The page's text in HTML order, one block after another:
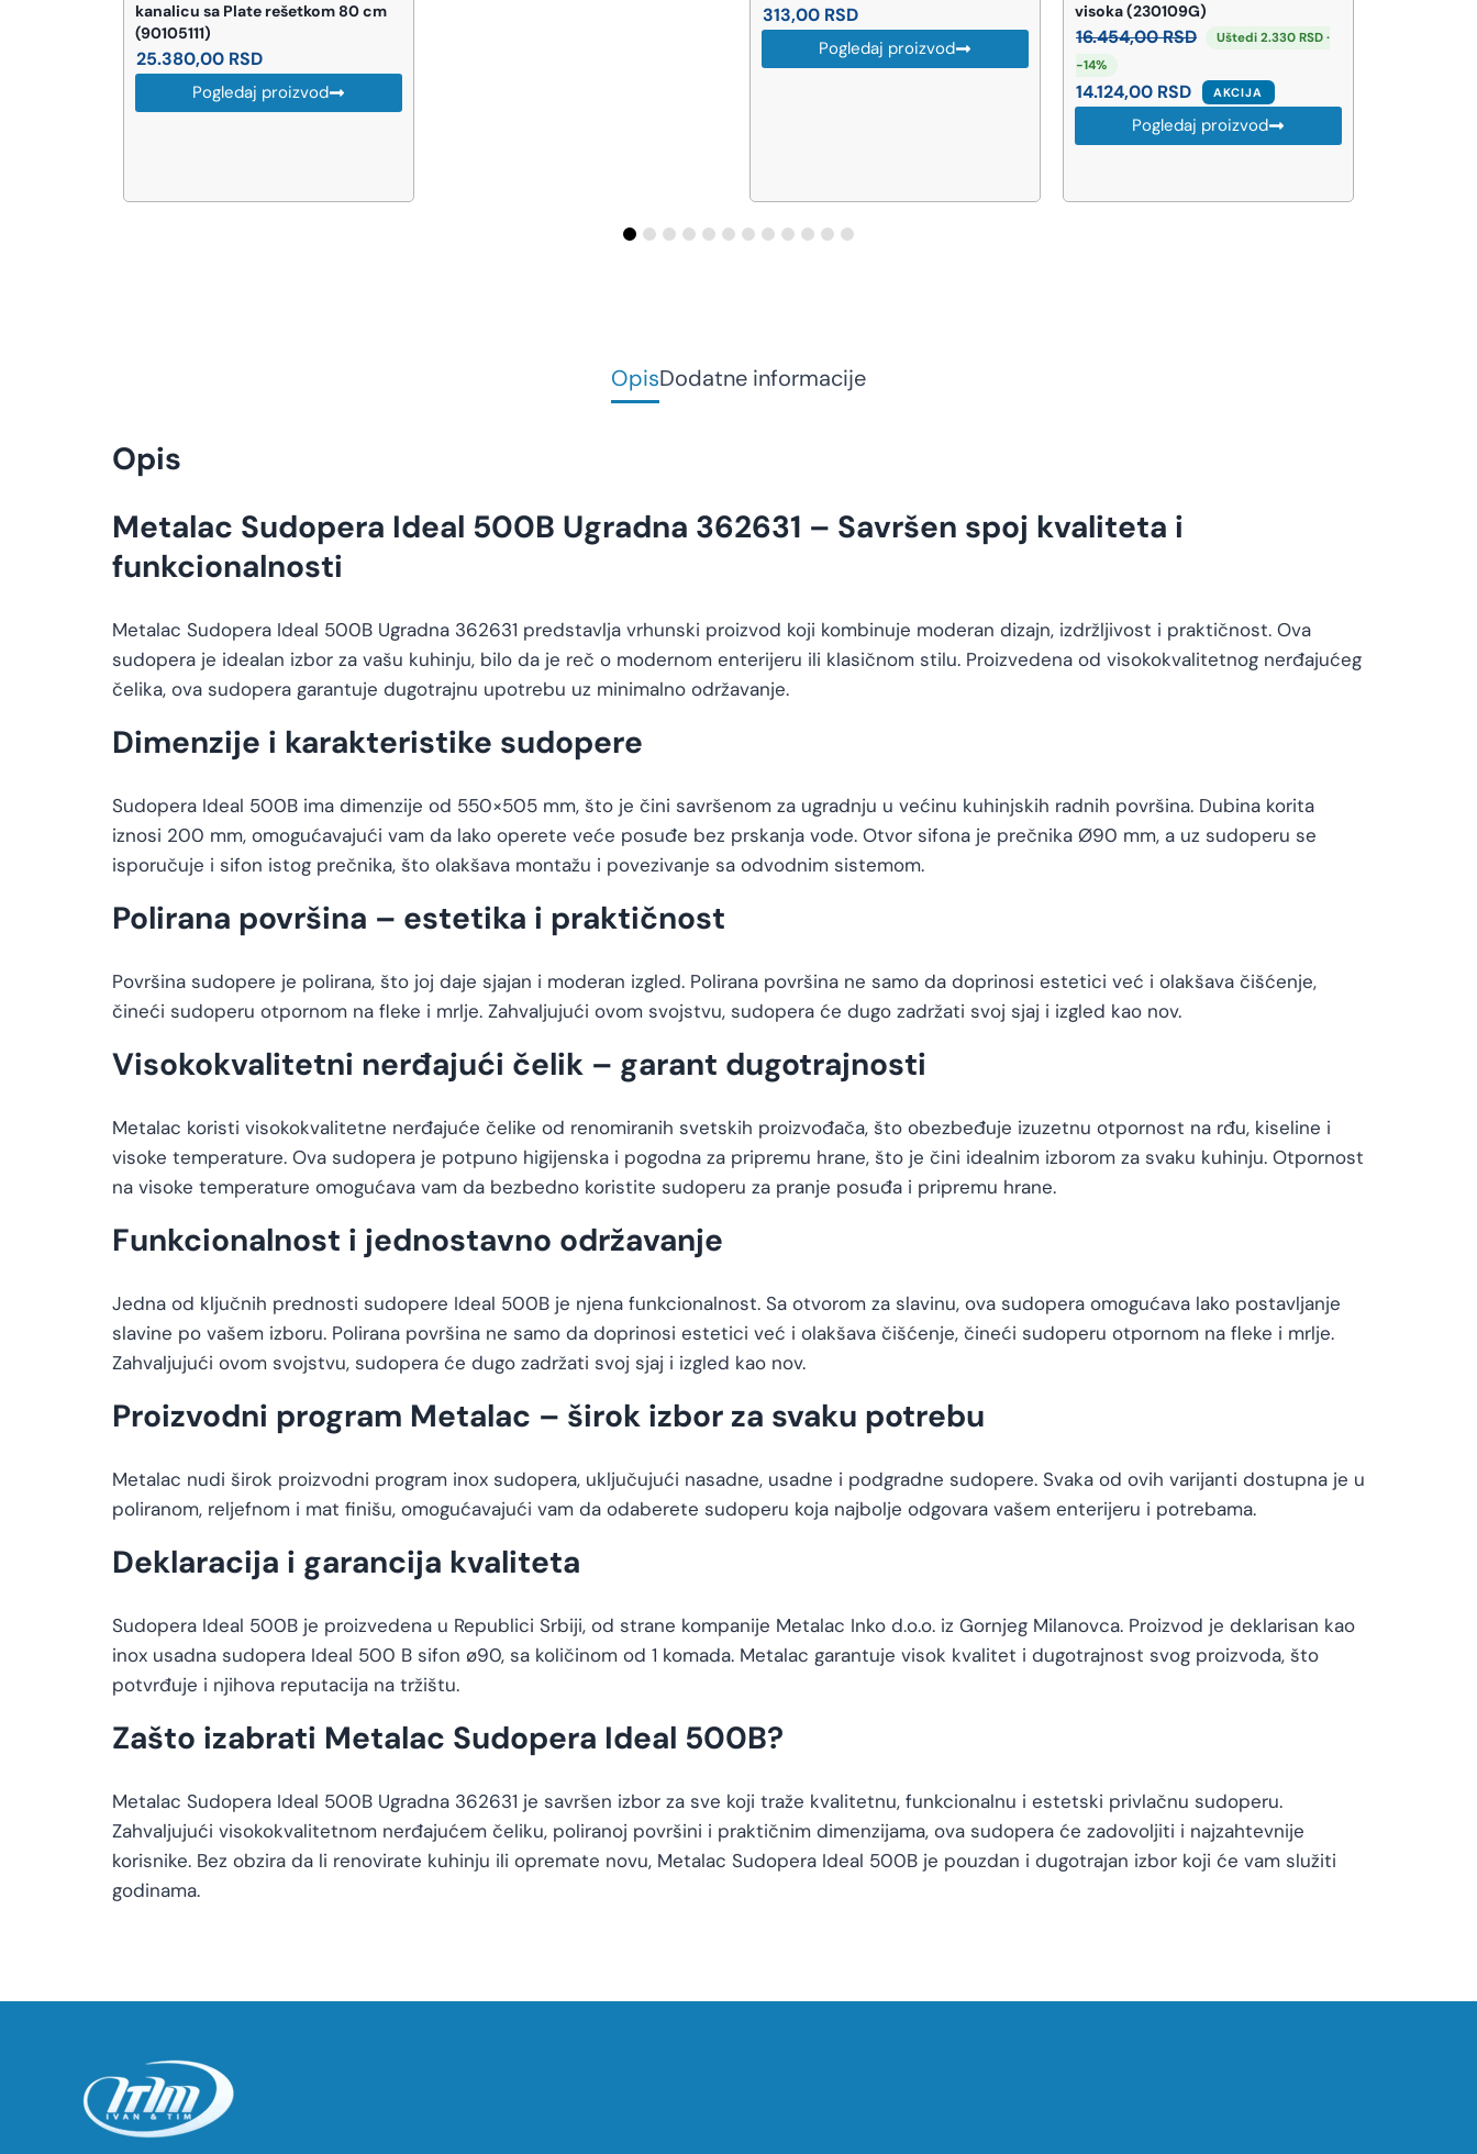
sa Plate rešetkom 80 cm
16.454,00RSD
Uštedi 2.330 RSD ·
-14%
AKCIJA
Pogledaj proizvod
OpisDodatne informacije
Opis
Metalac Sudopera Ideal 500B Ugradna 362631 – Savršen spoj kvaliteta i
funkcionalnosti
Metalac Sudopera Ideal 500B Ugradna 362631 predstavlja vrhunski proizvod koji kombinuje moderan dizajn, izdržljivost i praktičnost. Ova
sudopera je idealan izbor za vašu kuhinju, bilo da je reč o modernom enterijeru ili klasičnom stilu. Proizvedena od visokokvalitetnog nerđajućeg
čelika, ova sudopera garantuje dugotrajnu upotrebu uz minimalno održavanje.
Dimenzije i karakteristike sudopere
Sudopera Ideal 500B ima dimenzije od 550×505 mm, što je čini savršenom za ugradnju u većinu kuhinjskih radnih površina. Dubina korita
iznosi 200 mm, omogućavajući vam da lako operete veće posuđe bez prskanja vode. Otvor sifona je prečnika Ø90 mm, a uz sudoperu se
isporučuje i sifon istog prečnika, što olakšava montažu i povezivanje sa odvodnim sistemom.
Polirana površina – estetika i praktičnost
Površina sudopere je polirana, što joj daje sjajan i moderan izgled. Polirana površina ne samo da doprinosi estetici već i olakšava čišćenje,
čineći sudoperu otpornom na fleke i mrlje. Zahvaljujući ovom svojstvu, sudopera će dugo zadržati svoj sjaj i izgled kao nov.
Visokokvalitetni nerđajući čelik – garant dugotrajnosti
Metalac koristi visokokvalitetne nerđajuće čelike od renomiranih svetskih proizvođača, što obezbeđuje izuzetnu otpornost na rđu, kiseline i
visoke temperature. Ova sudopera je potpuno higijenska i pogodna za pripremu hrane, što je čini idealnim izborom za svaku kuhinju. Otpornost
na visoke temperature omogućava vam da bezbedno koristite sudoperu za pranje posuđa i pripremu hrane.
Funkcionalnost i jednostavno održavanje
Jedna od ključnih prednosti sudopere Ideal 500B je njena funkcionalnost. Sa otvorom za slavinu, ova sudopera omogućava lako postavljanje
slavine po vašem izboru. Polirana površina ne samo da doprinosi estetici već i olakšava čišćenje, čineći sudoperu otpornom na fleke i mrlje.
Zahvaljujući ovom svojstvu, sudopera će dugo zadržati svoj sjaj i izgled kao nov.
Proizvodni program Metalac – širok izbor za svaku potrebu
Metalac nudi širok proizvodni program inox sudopera, uključujući nasadne, usadne i podgradne sudopere. Svaka od ovih varijanti dostupna je u
poliranom, reljefnom i mat finišu, omogućavajući vam da odaberete sudoperu koja najbolje odgovara vašem enterijeru i potrebama.
Deklaracija i garancija kvaliteta
Sudopera Ideal 500B je proizvedena u Republici Srbiji, od strane kompanije Metalac Inko d.o.o. iz Gornjeg Milanovca. Proizvod je deklarisan kao
inox usadna sudopera Ideal 500 B sifon ø90, sa količinom od 1 komada. Metalac garantuje visok kvalitet i dugotrajnost svog proizvoda, što
potvrđuje i njihova reputacija na tržištu.
Zašto izabrati Metalac Sudopera Ideal 500B?
Metalac Sudopera Ideal 500B Ugradna 362631 je savršen izbor za sve koji traže kvalitetnu, funkcionalnu i estetski privlačnu sudoperu.
Zahvaljujući visokokvalitetnom nerđajućem čeliku, poliranoj površini i praktičnim dimenzijama, ova sudopera će zadovoljiti i najzahtevnije
korisnike. Bez obzira da li renovirate kuhinju ili opremate novu, Metalac Sudopera Ideal 500B je pouzdan i dugotrajan izbor koji će vam služiti
godinama.